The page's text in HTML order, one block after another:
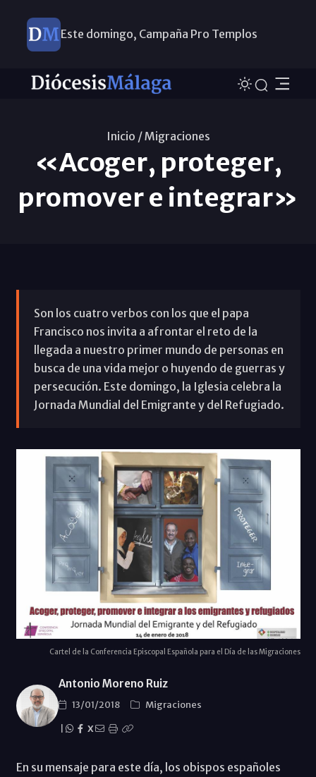
Este domingo, Campaña Pro Templos
Inicio /Migraciones
«Acoger, proteger,
promover e integrar»
Son los cuatro verbos con los que el papa
Francisco nos invita a afrontar el reto de la
llegada a nuestro primer mundo de personas en
busca de una vida mejor o huyendo de guerras y
persecución. Este domingo, la Iglesia celebra la
Jornada Mundial del Emigrante y del Refugiado.
Cartel de la Conferencia Episcopal Española para el Día de las Migraciones
Antonio Moreno Ruiz
13/01/2018
Migraciones
X
En su mensaje para este día, los obispos españoles